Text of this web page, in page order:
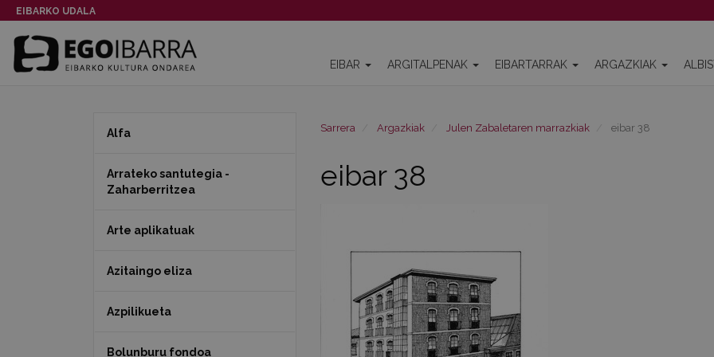
EIBARKO UDALA
EIBAR ARGITALPENAK EIBARTARRAK ARGAZKIAK
Sarrera Argazkiak Julen Zabaletaren marrazkiak eibar 38
eibar 38
Alfa
Arrateko santutegia -
Zaharberritzea
Arte aplikatuak
Azitaingo eliza
Azpilikueta
Bolunburu fondoa